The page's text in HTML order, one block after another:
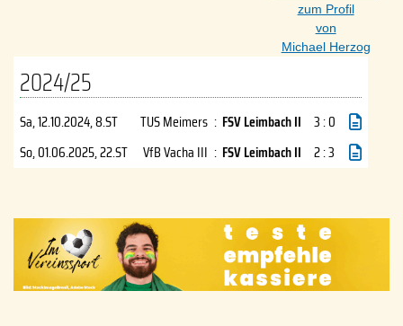
zum Profil
von
Michael Herzog
2024/25
Sa, 12.10.2024, 8.ST TUS Meimers : FSV Leimbach II 3 : 0
So, 01.06.2025, 22.ST VfB Vacha III : FSV Leimbach II 2 : 3